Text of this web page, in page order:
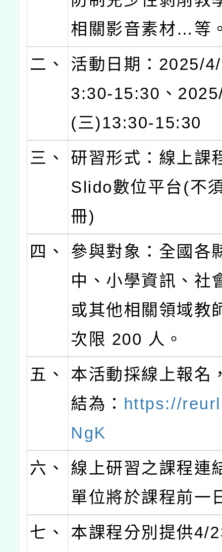
相關影音素材…等
二、
活動日期：2025/
3:30-15:30、
(三)13:30-15:30
三、
研習形式：線上課
Slido數位平台(不
冊)
四、
參與對象：全國各
中、小學資訊、社
或其他相關領域教
次限 200 人。
五、
本活動採線上報名
結為： https://
NgK
六、
線上研習之課程連
單位將於課程前一
七、
本課程分別提供4/